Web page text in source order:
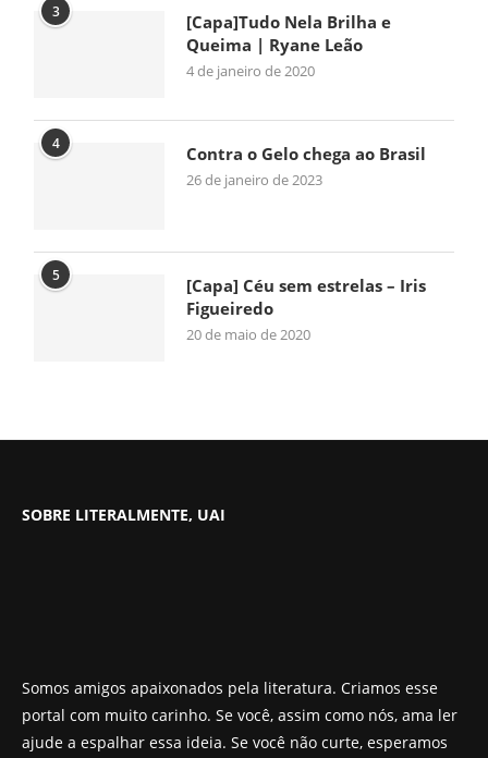
3
[Capa]Tudo Nela Brilha e
Queima | Ryane Leão
4 de janeiro de 2020
4 Contra o Gelo chega ao Brasil
26 de janeiro de 2023
5
[Capa] Céu sem estrelas – Iris
Figueiredo
20 de maio de 2020
SOBRE LITERALMENTE, UAI
Somos amigos apaixonados pela literatura. Criamos esse
portal com muito carinho. Se você, assim como nós, ama ler
ajude a espalhar essa ideia. Se você não curte, esperamos